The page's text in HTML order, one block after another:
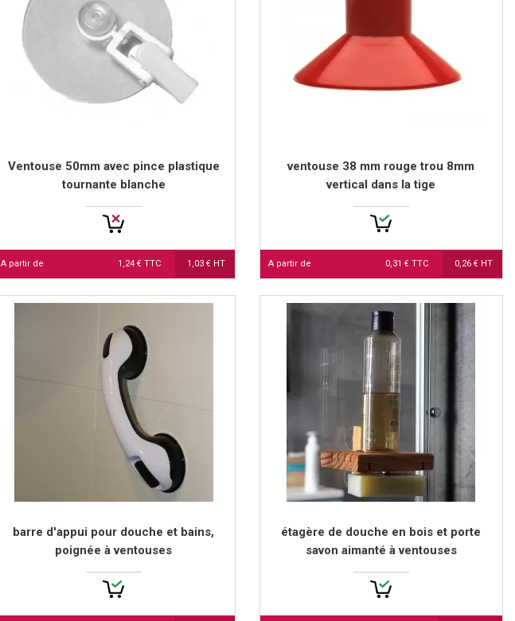
Ventouse 50mm avec pince plastique
tournante blanche
A partir de 1,24 € TTC 1,03 € HT
ventouse 38 mm rouge trou 8mm
vertical dans la tige
A partir de 0,31 € TTC 0,26 € HT
barre d'appui pour douche et bains,
poignée à ventouses
étagère de douche en bois et porte
savon aimanté à ventouses